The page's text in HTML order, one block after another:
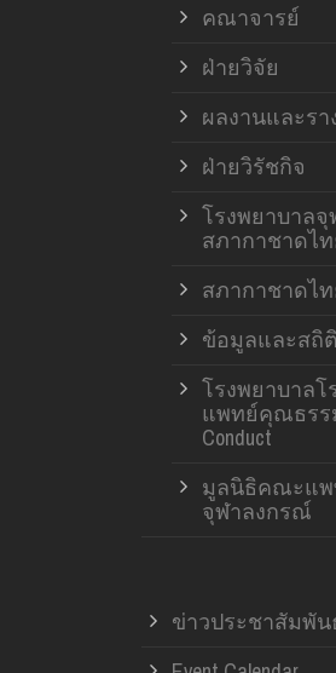
คณาจารย์
ฝ่ายวิจัย
ผลงานและรา
ฝ่ายวิรัชกิจ
โรงพยาบาล
สภากาชาดไ
สภากาชาดไ
ข้อมูลและสถิติ
โรงพยาบาลโ
แพทย์คุณธรรม
Conduct
มูลนิธิคณะแพ
จุฬาลงกรณ์
ข่าวประชาสัมพัน